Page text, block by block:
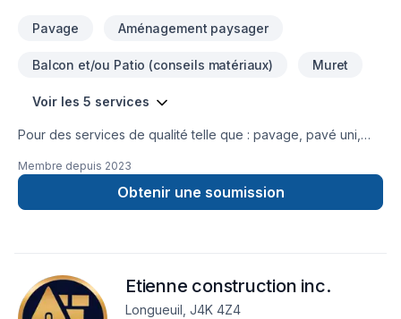
Pavage Aménagement paysager
Balcon et/ou Patio (conseils matériaux) Muret
Voir les 5 services
Pour des services de qualité telle que : pavage, pavé uni,
industriel. La compagnie Pavage et Aménagement paysager
Antonio Borsellino est là pour vous DEPUIS PLUS DE 60 ANS
DE GÉNÉRATION EN GÉNÉRATION, UNE VISION NOTRE
confiance. Notre force, quant à elle, repose sur nos solides
atouts. UNE ESTIMATION PRÉCISE Chaque projet fait l'objet
Membre depuis 2023
Obtenir une soumission
Etienne construction inc.
Longueuil, J4K 4Z4